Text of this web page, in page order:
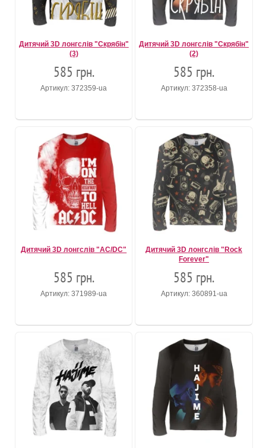
Дитячий 3D лонгслів "Скрябiн"
(3)
585 грн.
Артикул: 372359-ua
Дитячий 3D лонгслів "Скрябiн"
(2)
585 грн.
Артикул: 372358-ua
Дитячий 3D лонгслів "AC/DC"
585 грн.
Артикул: 371989-ua
Дитячий 3D лонгслів "Rock
Forever"
585 грн.
Артикул: 360891-ua